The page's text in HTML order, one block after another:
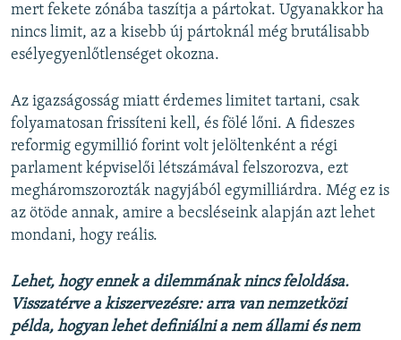
mert fekete zónába taszítja a pártokat. Ugyanakkor ha
nincs limit, az a kisebb új pártoknál még brutálisabb
esélyegyenlőtlenséget okozna.
Az igazságosság miatt érdemes limitet tartani, csak
folyamatosan frissíteni kell, és fölé lőni. A fideszes
reformig egymillió forint volt jelöltenként a régi
parlament képviselői létszámával felszorozva, ezt
megháromszorozták nagyjából egymilliárdra. Még ez is
az ötöde annak, amire a becsléseink alapján azt lehet
mondani, hogy reális.
Lehet, hogy ennek a dilemmának nincs feloldása.
Visszatérve a kiszervezésre: arra van nemzetközi
példa, hogyan lehet definiálni a nem állami és nem